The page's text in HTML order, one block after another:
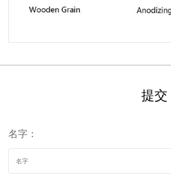
提交
名字：